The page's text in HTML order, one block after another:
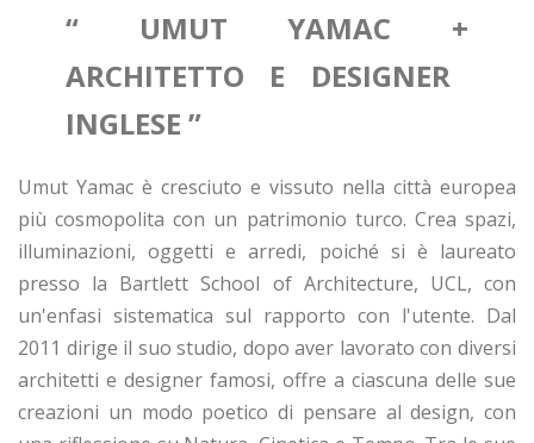
“ UMUT YAMAC +
ARCHITETTO E DESIGNER
INGLESE ”
Umut Yamac è cresciuto e vissuto nella città europea
più cosmopolita con un patrimonio turco. Crea spazi,
illuminazioni, oggetti e arredi, poiché si è laureato
presso la Bartlett School of Architecture, UCL, con
un'enfasi sistematica sul rapporto con l'utente. Dal
2011 dirige il suo studio, dopo aver lavorato con diversi
architetti e designer famosi, offre a ciascuna delle sue
creazioni un modo poetico di pensare al design, con